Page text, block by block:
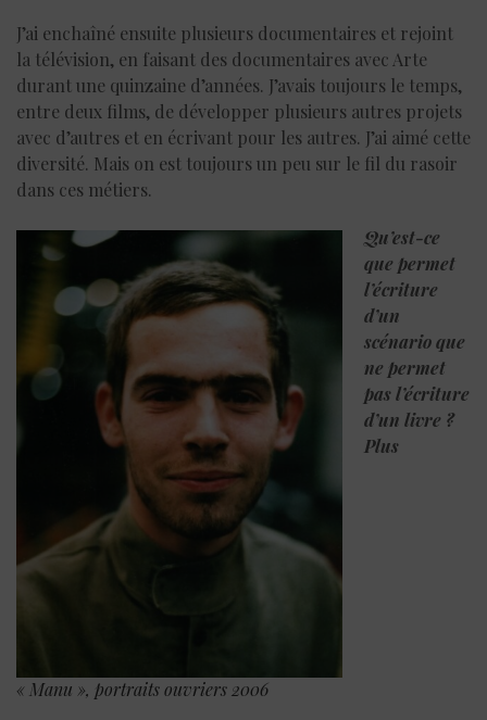
J’ai enchaîné ensuite plusieurs documentaires et rejoint
la télévision, en faisant des documentaires avec Arte
durant une quinzaine d’années. J’avais toujours le temps,
entre deux films, de développer plusieurs autres projets
avec d’autres et en écrivant pour les autres. J’ai aimé cette
diversité. Mais on est toujours un peu sur le fil du rasoir
dans ces métiers.
« Manu », portraits ouvriers 2006
Qu’est-ce
que permet
l’écriture
d’un
scénarioque
ne permet
pas l’écriture
d’un livre ?
Plus